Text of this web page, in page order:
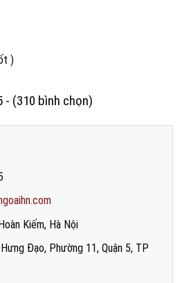
)
- (310 bình chọn)
Kiếm, Hà Nội
Đạo, Phường 11, Quận 5, TP